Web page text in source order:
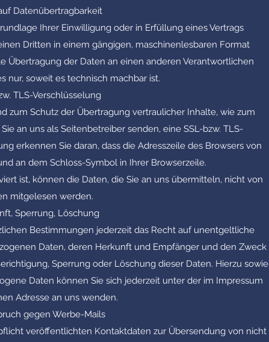
Datenübertragbarkeit
Ihrer Einwilligung oder in Erfüllung eines Vertrags
Dritten in einem gängigen, maschinenlesbaren Format
Übertragung der Daten an einen anderen Verantwortlichen
nur, soweit es technisch machbar ist.
TLS-Verschlüsselung
zum Schutz der Übertragung vertraulicher Inhalte, wie zum
an uns als Seitenbetreiber senden, eine SSL-bzw. TLS-
erkennen Sie daran, dass die Adresszeile des Browsers von
an dem Schloss-Symbol in Ihrer Browserzeile.
ist, können die Daten, die Sie an uns übermitteln, nicht von
mitgelesen werden.
Sperrung, Löschung
Bestimmungen jederzeit das Recht auf unentgeltliche
Daten, deren Herkunft und Empfänger und den Zweck
Sperrung oder Löschung dieser Daten. Hierzu sowie
Daten können Sie sich jederzeit unter der im Impressum
Adresse an uns wenden.
gegen Werbe-Mails
veröffentlichten Kontaktdaten zur Übersendung von nicht